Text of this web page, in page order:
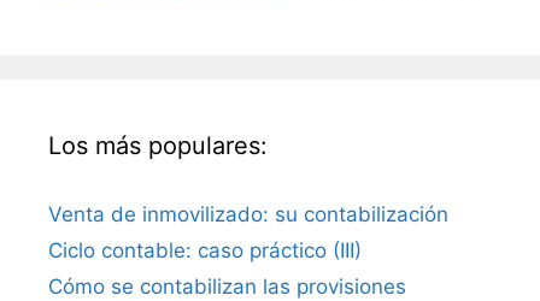
Los más populares:
Venta de inmovilizado: su contabilización
Ciclo contable: caso práctico (III)
Cómo se contabilizan las provisiones